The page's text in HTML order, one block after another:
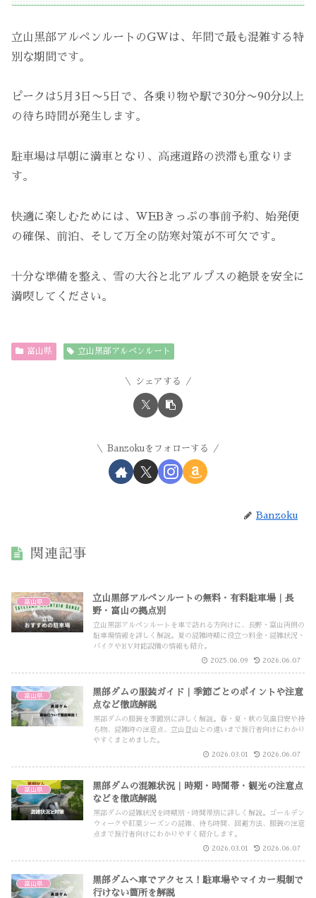
立山黒部アルペンルートのGWは、年間で最も混雑する特
別な期間です。
ピークは5月3日〜5日で、各乗り物や駅で30分〜90分以上
の待ち時間が発生します。
駐車場は早朝に満車となり、高速道路の渋滞も重なりま
す。
快適に楽しむためには、WEBきっぷの事前予約、始発便
の確保、前泊、そして万全の防寒対策が不可欠です。
十分な準備を整え、雪の大谷と北アルプスの絶景を安全に
満喫してください。
富山県 立山黒部アルペンルート
シェアする
Banzokuをフォローする
Banzoku
関連記事
富山県
立山黒部アルペンルートの無料・有料駐車場｜長
野・富山の拠点別
立山黒部アルペンルートを車で訪れる方向けに、長野・富山両側の
駐車場情報を詳しく解説。夏の混雑時期に役立つ料金・混雑状況・
バイクやEV対応設備の情報も紹介。
2025.06.09 2026.06.07
富山県
黒部ダムの服装ガイド｜季節ごとのポイントや注意
点など徹底解説
黒部ダムの服装を季節別に詳しく解説。春・夏・秋の気温目安や持
ち物、混雑時の注意点、立山登山との違いまで旅行者向けにわかり
やすくまとめました。
2026.03.01 2026.06.07
富山県
黒部ダムの混雑状況｜時期・時間帯・観光の注意点
などを徹底解説
黒部ダムの混雑状況を時期別・時間帯別に詳しく解説。ゴールデン
ウィークや紅葉シーズンの混雑、待ち時間、回避方法、服装の注意
点まで旅行者向けにわかりやすく紹介します。
2026.03.01 2026.06.07
富山県
黒部ダムへ車でアクセス！駐車場やマイカー規制で
行けない箇所を解説